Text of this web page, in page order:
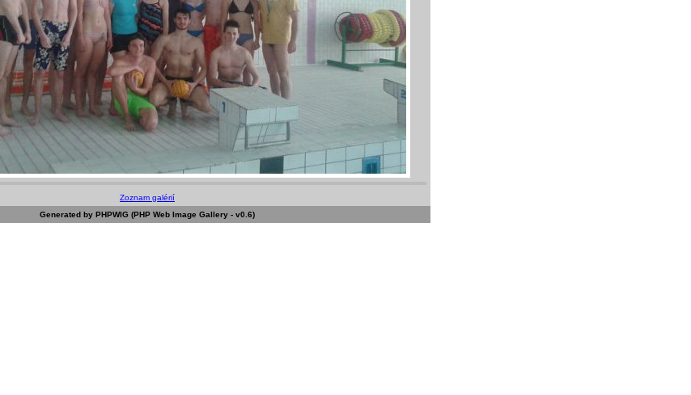
Zoznam galérií
Generated by PHPWIG (PHP Web Image Gallery - v0.6)